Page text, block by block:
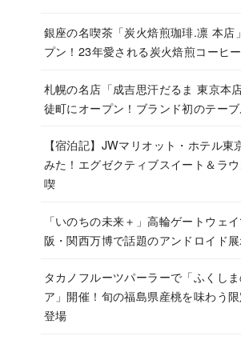
ブ
銀座の名喫茶「炭火焙煎珈琲.凛 本店
プン！23年愛される炭火焙煎コーヒ
札幌の名店「成吉思汗だるま 東京本
徒町にオープン！ブランド初のテー
【宿泊記】JWマリオット・ホテル東
みた！エグゼクティブスイート＆ラ
喫
「いのちの未来＋」高輪ゲートウェ
阪・関西万博で話題のアンドロイド
タカノフルーツパーラーで「ふくし
ア」開催！旬の福島県産桃を味わう
登場